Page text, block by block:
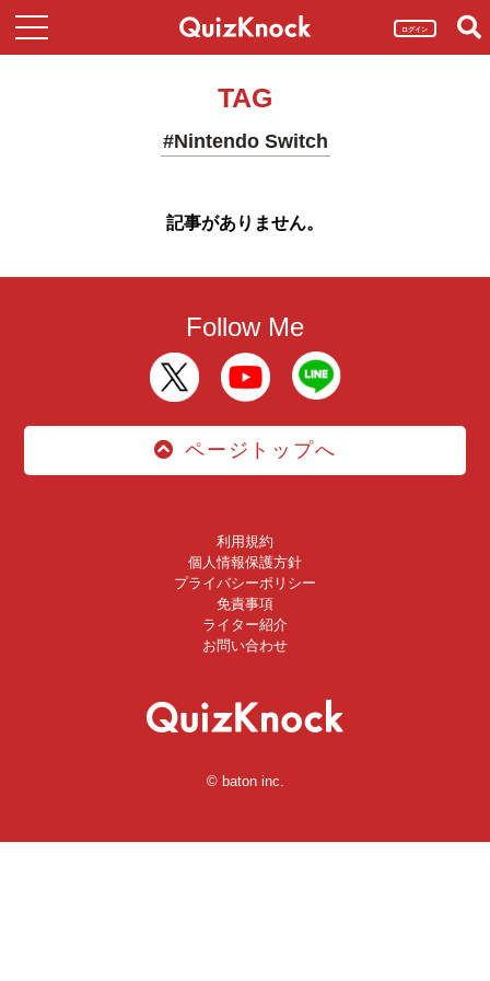
ログイン
TAG
#Nintendo Switch
記事がありません。
Follow Me
ページトップへ
利用規約
個人情報保護方針
プライバシーポリシー
免責事項
ライター紹介
お問い合わせ
© baton inc.